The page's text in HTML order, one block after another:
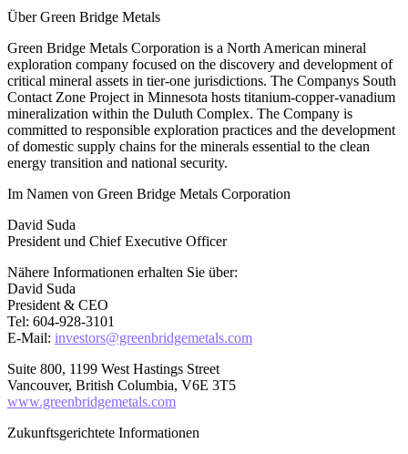
Über Green Bridge Metals
Green Bridge Metals Corporation is a North American mineral
exploration company focused on the discovery and development of
critical mineral assets in tier-one jurisdictions. The Companys South
Contact Zone Project in Minnesota hosts titanium-copper-vanadium
mineralization within the Duluth Complex. The Company is
committed to responsible exploration practices and the development
of domestic supply chains for the minerals essential to the clean
energy transition and national security.
Im Namen von Green Bridge Metals Corporation
David Suda
President und Chief Executive Officer
Nähere Informationen erhalten Sie über:
David Suda
President & CEO
Tel: 604-928-3101
E-Mail: investors@greenbridgemetals.com
Suite 800, 1199 West Hastings Street
Vancouver, British Columbia, V6E 3T5
www.greenbridgemetals.com
Zukunftsgerichtete Informationen